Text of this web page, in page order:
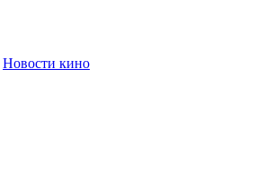
Новости кино